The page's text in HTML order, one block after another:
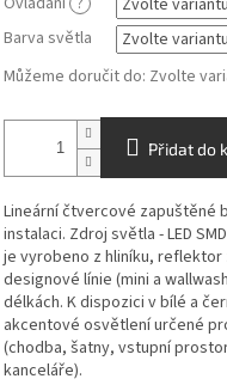
Barva světla
Můžeme doručit do: Zvolte
Přidat do
Lineární čtvercové zapuštěné
instalaci. Zdroj světla - LED
je vyrobeno z hliníku, reflektor
designové línie (mini a
délkách. K dispozici v bílé a
akcentové osvětlení určené
(chodba, šatny, vstupní
kanceláře).